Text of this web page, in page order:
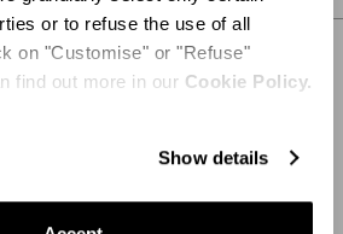
or to refuse the use of all
on "Customise" or "Refuse"
find out more in our Cookie Policy.
Show details